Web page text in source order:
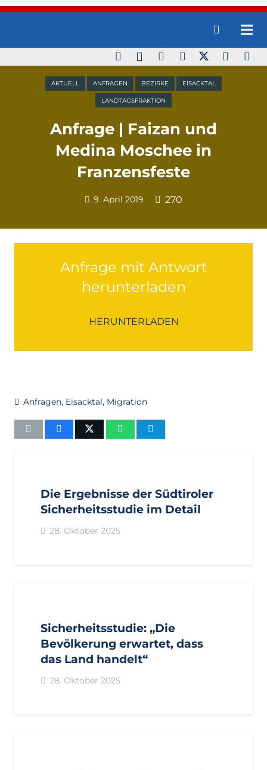
AKTUELL ANFRAGEN BEZIRKE EISACKTAL
LANDTAGSFRAKTION
Anfrage | Faizan und
Medina Moschee in
Franzensfeste
9. April 2019 270
Anfrage mit Antwort
herunterladen
HERUNTERLADEN
Anfragen, Eisacktal, Migration
Die Ergebnisse der Südtiroler
Sicherheitsstudie im Detail
28. Oktober 2025
Sicherheitsstudie: „Die
Bevölkerung erwartet, dass
das Land handelt“
28. Oktober 2025